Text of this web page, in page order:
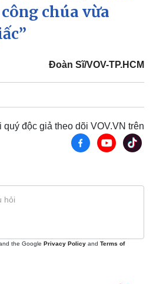
Multimedia
Ảnh
E-Magazine
chúa vừa
Đoàn Sĩ/VOV-TP.HCM
quý độc giả theo dõi VOV.VN trên
the Google Privacy Policy and Terms of